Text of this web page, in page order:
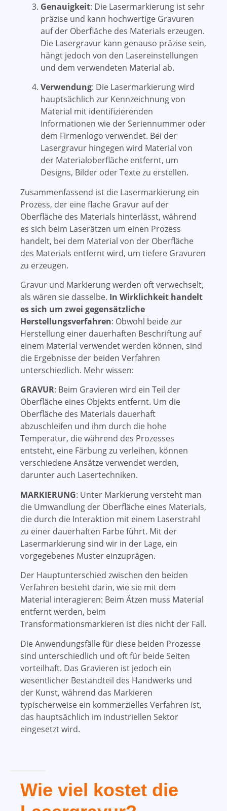
Genauigkeit: Die Lasermarkierung ist sehr
präzise und kann hochwertige Gravuren
auf der Oberfläche des Materials erzeugen.
Die Lasergravur kann genauso präzise sein,
hängt jedoch von den Lasereinstellungen
und dem verwendeten Material ab.
Verwendung: Die Lasermarkierung wird
hauptsächlich zur Kennzeichnung von
Material mit identifizierenden
Informationen wie der Seriennummer oder
dem Firmenlogo verwendet. Bei der
Lasergravur hingegen wird Material von
der Materialoberfläche entfernt, um
Designs, Bilder oder Texte zu erstellen.
Zusammenfassend ist die Lasermarkierung ein
Prozess, der eine flache Gravur auf der
Oberfläche des Materials hinterlässt, während
es sich beim Laserätzen um einen Prozess
handelt, bei dem Material von der Oberfläche
des Materials entfernt wird, um tiefere Gravuren
zu erzeugen.
Gravur und Markierung werden oft verwechselt,
als wären sie dasselbe. In Wirklichkeit handelt
es sich um zwei gegensätzliche
Herstellungsverfahren: Obwohl beide zur
Herstellung einer dauerhaften Beschriftung auf
einem Material verwendet werden können, sind
die Ergebnisse der beiden Verfahren
unterschiedlich. Mehr wissen:
GRAVUR: Beim Gravieren wird ein Teil der
Oberfläche eines Objekts entfernt. Um die
Oberfläche des Materials dauerhaft
abzuschleifen und ihm durch die hohe
Temperatur, die während des Prozesses
entsteht, eine Färbung zu verleihen, können
verschiedene Ansätze verwendet werden,
darunter auch Lasertechniken.
MARKIERUNG: Unter Markierung versteht man
die Umwandlung der Oberfläche eines Materials,
die durch die Interaktion mit einem Laserstrahl
zu einer dauerhaften Farbe führt. Mit der
Lasermarkierung sind wir in der Lage, ein
vorgegebenes Muster einzuprägen.
Der Hauptunterschied zwischen den beiden
Verfahren besteht darin, wie sie mit dem
Material interagieren: Beim Ätzen muss Material
entfernt werden, beim
Transformationsmarkieren ist dies nicht der Fall.
Die Anwendungsfälle für diese beiden Prozesse
sind unterschiedlich und oft für beide Seiten
vorteilhaft. Das Gravieren ist jedoch ein
wesentlicher Bestandteil des Handwerks und
der Kunst, während das Markieren
typischerweise ein kommerzielles Verfahren ist,
das hauptsächlich im industriellen Sektor
eingesetzt wird.
Wie viel kostet die